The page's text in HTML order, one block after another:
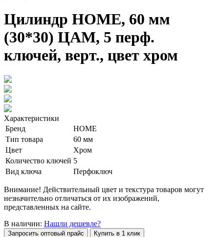
Цилиндр HOME, 60 мм
(30*30) ЦАМ, 5 перф.
ключей, верт., цвет хром
Характеристики
Бренд
HOME
Тип товара
60 мм
Цвет
Хром
Количество ключей 5
Вид ключа
Перфоключ
Внимание! Действительный цвет и текстура товаров могут
незначительно отличаться от их изображений,
представленных на сайте.
В наличии: Нашли дешевле?
Запросить оптовый прайс Купить в 1 клик